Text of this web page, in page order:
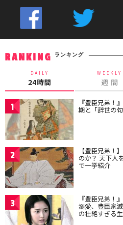
RANKING ランキング
DAILY
24時間
WEEKLY
週 間
1 『豊臣兄弟！
期と「辞世の
2 【豊臣兄弟！
のか？ 天下人
で一挙紹介
3 『豊臣兄弟！
溺愛、豊臣家
の壮絶すぎる